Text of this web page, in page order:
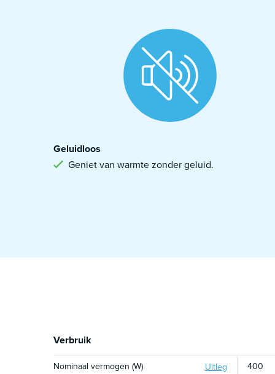
Geluidloos
Geniet van warmte zonder geluid.
Verbruik
Nominaal vermogen (W) Uitleg
400